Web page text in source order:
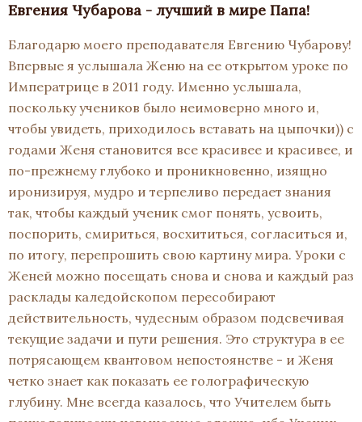
Евгения Чубарова - лучший в мире Папа!
Благодарю моего преподавателя Евгению Чубарову!
Впервые я услышала Женю на ее открытом уроке по
Императрице в 2011 году. Именно услышала,
поскольку учеников было неимоверно много и,
чтобы увидеть, приходилось вставать на цыпочки)) с
годами Женя становится все красивее и красивее, и
по-прежнему глубоко и проникновенно, изящно
иронизируя, мудро и терпеливо передает знания
так, чтобы каждый ученик смог понять, усвоить,
поспорить, смириться, восхититься, согласиться и,
по итогу, перепрошить свою картину мира. Уроки с
Женей можно посещать снова и снова и каждый раз
расклады каледойскопом пересобирают
действительность, чудесным образом подсвечивая
текущие задачи и пути решения. Это структура в ее
потрясающем квантовом непостоянстве - и Женя
четко знает как показать ее голографическую
глубину. Мне всегда казалось, что Учителем быть